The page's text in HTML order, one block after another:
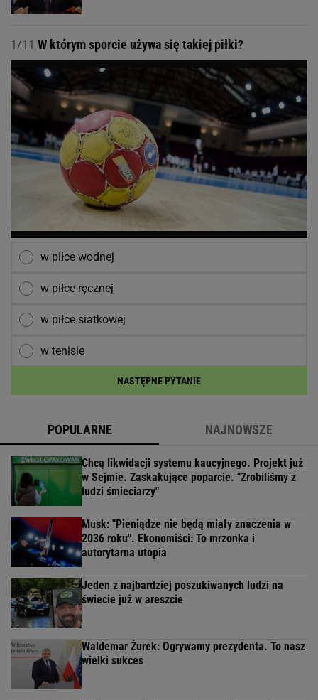
1/11 W którym sporcie używa się takiej piłki?
w piłce wodnej
w piłce ręcznej
w piłce siatkowej
w tenisie
NASTĘPNE PYTANIE
POPULARNE NAJNOWSZE
Chcą likwidacji systemu kaucyjnego. Projekt już
w Sejmie. Zaskakujące poparcie. "Zrobiliśmy z
ludzi śmieciarzy"
Musk: "Pieniądze nie będą miały znaczenia w
2036 roku". Ekonomiści: To mrzonka i
autorytarna utopia
Jeden z najbardziej poszukiwanych ludzi na
świecie już w areszcie
Waldemar Żurek: Ogrywamy prezydenta. To nasz
wielki sukces